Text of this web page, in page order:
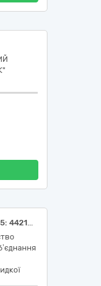
Склопрозорі конструкції. ДК 021:2015: 44210000-5 — Конструкції та їх частини